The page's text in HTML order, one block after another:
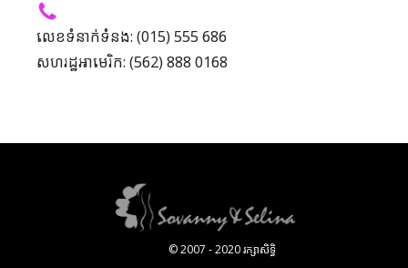
លេខទំនាក់ទំនង: (015) 555 686
សហរដ្ឋអាមេរិក: (562) 888 0168
© 2007 - 2020 រក្សាសិទ្ធិ